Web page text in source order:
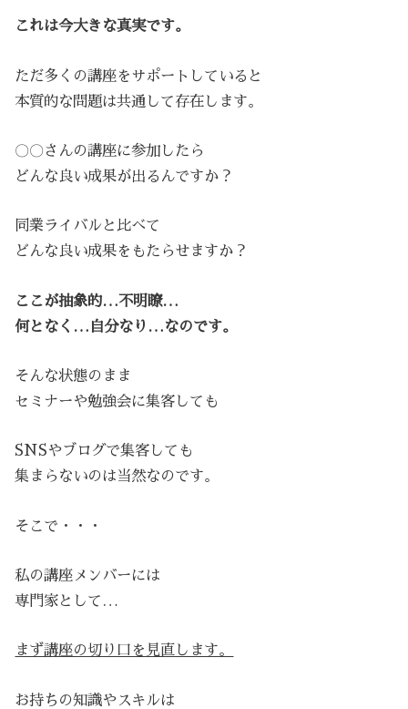
これは今大きな真実です。
ただ多くの講座をサポートしていると
本質的な問題は共通して存在します。
〇〇さんの講座に参加したら
どんな良い成果が出るんですか？
同業ライバルと比べて
どんな良い成果をもたらせますか？
ここが抽象的…不明瞭…
何となく…自分なり…なのです。
そんな状態のまま
セミナーや勉強会に集客しても
SNSやブログで集客しても
集まらないのは当然なのです。
そこで・・・
私の講座メンバーには
専門家として…
まず講座の切り口を見直します。
お持ちの知識やスキルは